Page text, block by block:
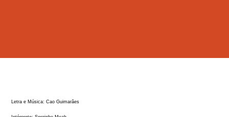
Letra e Música: Cao Guimarães